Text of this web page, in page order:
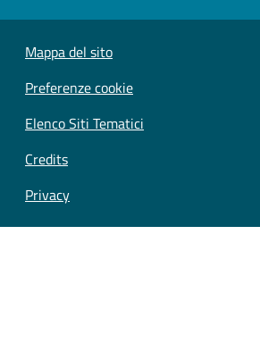
Mappa del sito
Preferenze cookie
Elenco Siti Tematici
Credits
Privacy